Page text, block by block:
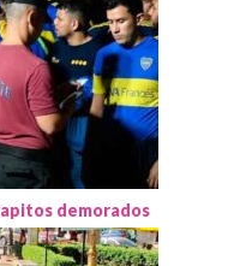
demorados